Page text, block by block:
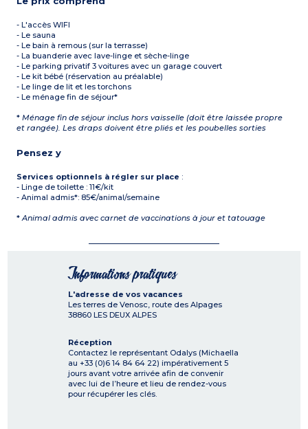
- L'accès WIFI
- Le sauna
- Le bain à remous (sur la terrasse)
- La buanderie avec lave-linge et sèche-linge
- Le parking privatif 3 voitures avec un garage couvert
- Le kit bébé (réservation au préalable)
- Le linge de lit et les torchons
- Le ménage fin de séjour*
*Ménage fin de séjour inclus hors vaisselle (doit être laissée propre
et rangée). Les draps doivent être pliés et les poubelles sorties
Pensez y
Services optionnels à régler sur place :
- Linge de toilette : 11€/kit
- Animal admis*: 85€/animal/semaine
*Animal admis avec carnet de vaccinations à jour et tatouage
Informations pratiques
L'adresse de vos vacances
Les terres de Venosc, route des Alpages
38860 LES DEUX ALPES
Réception
Contactez le représentant Odalys (Michaella
au +33 (0)6 14 84 64 22) impérativement 5
jours avant votre arrivée afin de convenir
avec lui de l’heure et lieu de rendez-vous
pour récupérer les clés.